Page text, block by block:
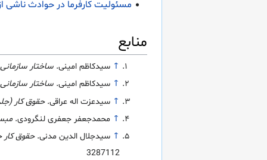
مسئولیت کارفرما در حوادث ناشی
منابع
↑ سیدکاظم امینی.ساختار
↑ سیدکاظم امینی.ساختار
↑ سیدعزت اله عراقی.حقوق کار
↑ محمدجعفر جعفری لنگرودی.
↑ سیدجلال الدین مدنی.حقوق کار
3287112